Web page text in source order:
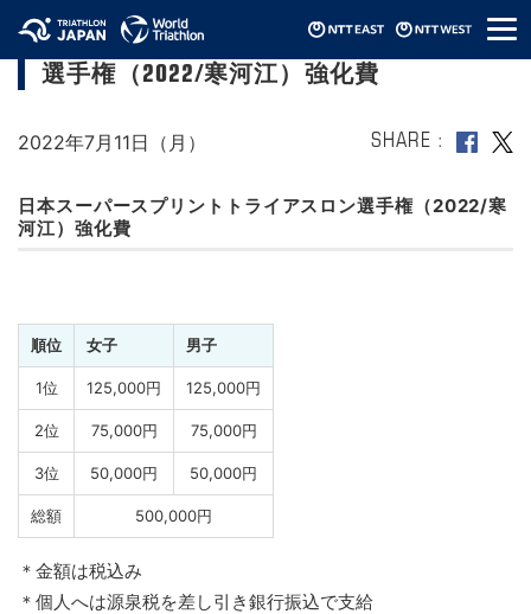
メ
ニ
日本スーパースプリントトライアスロン
選手権（2022/寒河江）強化費
2022年7月11日（月） SHARE
日本スーパースプリントトライアスロン選手権（2022/寒
河江）強化費
順位 女子 男子
1位 125,000円 125,000円
2位 75,000円 75,000円
3位 50,000円 50,000円
総額 500,000円
＊金額は税込み
＊個人へは源泉税を差し引き銀行振込で支給